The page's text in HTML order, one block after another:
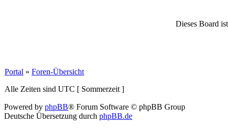
Dieses Board
Portal » Foren-Übersicht
Alle Zeiten sind UTC [ Sommerzeit ]
Powered by phpBB® Forum Software © phpBB Group
Deutsche Übersetzung durch phpBB.de